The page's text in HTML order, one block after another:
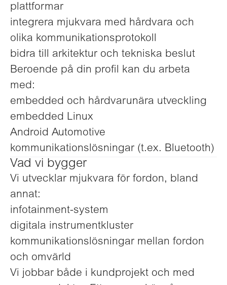
plattformar
integrera mjukvara med hårdvara och
olika kommunikationsprotokoll
bidra till arkitektur och tekniska beslut
Beroende på din profil kan du arbeta
med:
embedded och hårdvarunära utveckling
embedded Linux
Android Automotive
kommunikationslösningar (t.ex. Bluetooth)
Vad vi bygger
Vi utvecklar mjukvara för fordon, bland
annat:
infotainment-system
digitala instrumentkluster
kommunikationslösningar mellan fordon
och omvärld
Vi jobbar både i kundprojekt och med